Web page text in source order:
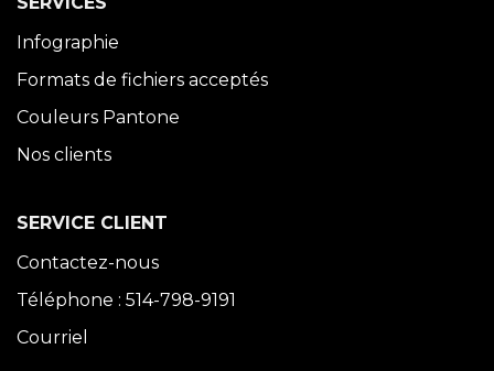
Infographie
Formats de fichiers acceptés
Couleurs Pantone
Nos clients
SERVICE CLIENT
Contactez-nous
Téléphone : 514-798-9191
Courriel